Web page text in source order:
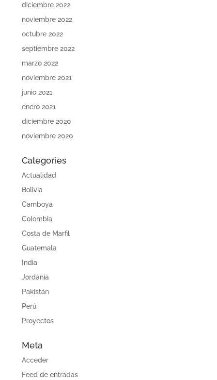
diciembre 2022
noviembre 2022
octubre 2022
septiembre 2022
marzo 2022
noviembre 2021
junio 2021
enero 2021
diciembre 2020
noviembre 2020
Categories
Actualidad
Bolivia
Camboya
Colombia
Costa de Marfil
Guatemala
India
Jordania
Pakistán
Perú
Proyectos
Meta
Acceder
Feed de entradas